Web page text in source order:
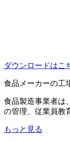
ダウンロードはこ
食品メーカーの工
食品製造事業者は
の管理、従業員教
もっと見る